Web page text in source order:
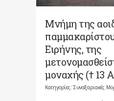
Μνήμη της
Ειρήνης, της
μοναχής († 13
Κατηγορίες: Συναξαριακές